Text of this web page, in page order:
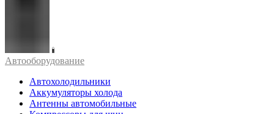
Автооборудование
Автохолодильники
Аккумуляторы холода
Антенны автомобильные